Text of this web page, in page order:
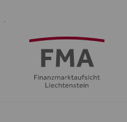
Regulierung
Öffentlichkeit